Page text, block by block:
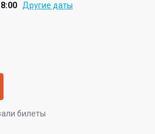
Другие даты
билеты